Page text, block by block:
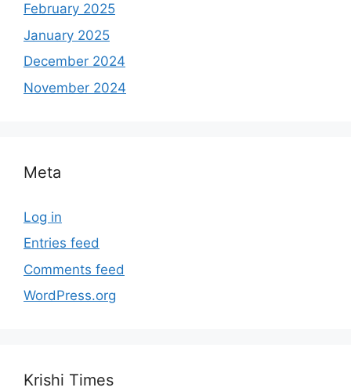
February 2025
January 2025
December 2024
November 2024
Meta
Log in
Entries feed
Comments feed
WordPress.org
Krishi Times